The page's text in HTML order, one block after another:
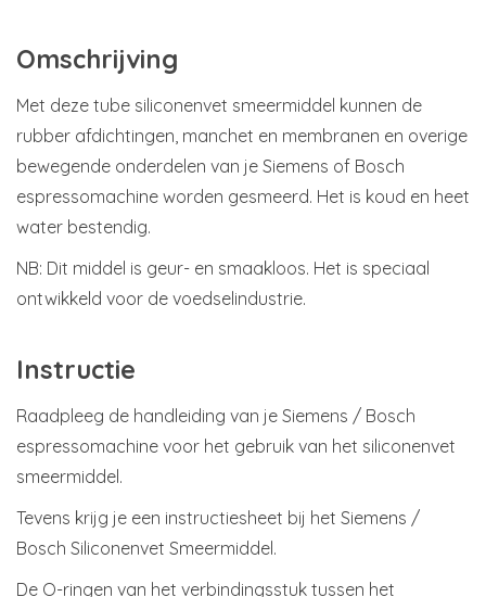
Omschrijving
Met deze tube siliconenvet smeermiddel kunnen de
rubber afdichtingen, manchet en membranen en overige
bewegende onderdelen van je Siemens of Bosch
espressomachine worden gesmeerd. Het is koud en heet
water bestendig.
NB: Dit middel is geur- en smaakloos. Het is speciaal
ontwikkeld voor de voedselindustrie.
Instructie
Raadpleeg de handleiding van je Siemens / Bosch
espressomachine voor het gebruik van het siliconenvet
smeermiddel.
Tevens krijg je een instructiesheet bij het Siemens /
Bosch Siliconenvet Smeermiddel.
De O-ringen van het verbindingsstuk tussen het